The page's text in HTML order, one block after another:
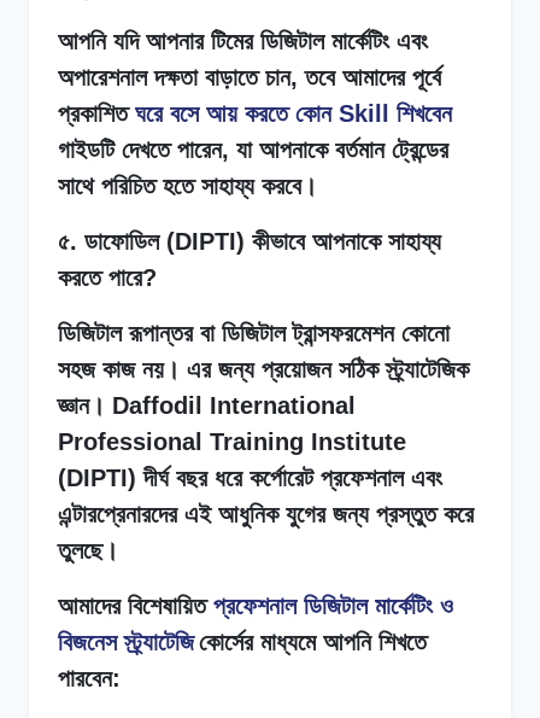
আপনি যদি আপনার টিমের ডিজিটাল মার্কেটিং এবং
অপারেশনাল দক্ষতা বাড়াতে চান, তবে আমাদের পূর্বে
প্রকাশিতঘরে বসে আয় করতে কোন Skill শিখবেন
গাইডটি দেখতে পারেন, যা আপনাকে বর্তমান ট্রেন্ডের
সাথে পরিচিত হতে সাহায্য করবে।
৫. ডাফোডিল (DIPTI) কীভাবে আপনাকে সাহায্য
করতে পারে?
ডিজিটাল রূপান্তর বা ডিজিটাল ট্রান্সফরমেশন কোনো
সহজ কাজ নয়। এর জন্য প্রয়োজন সঠিক স্ট্র্যাটেজিক
জ্ঞান। Daffodil International
Professional Training Institute
(DIPTI) দীর্ঘ বছর ধরে কর্পোরেট প্রফেশনাল এবং
এন্টারপ্রেনারদের এই আধুনিক যুগের জন্য প্রস্তুত করে
তুলছে।
আমাদের বিশেষায়িতপ্রফেশনাল ডিজিটাল মার্কেটিং ও
বিজনেস স্ট্র্যাটেজিকোর্সের মাধ্যমে আপনি শিখতে
পারবেন: